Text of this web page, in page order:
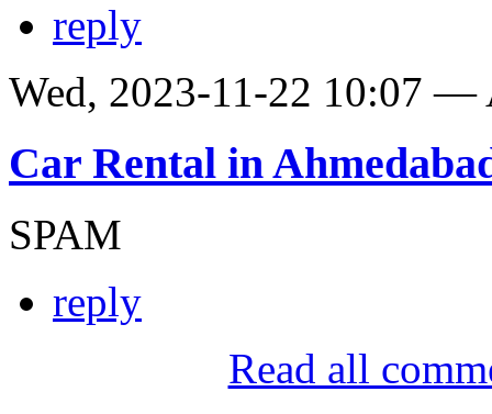
reply
Wed, 2023-11-22 10:07 —
Car Rental in
SPAM
reply
Read all